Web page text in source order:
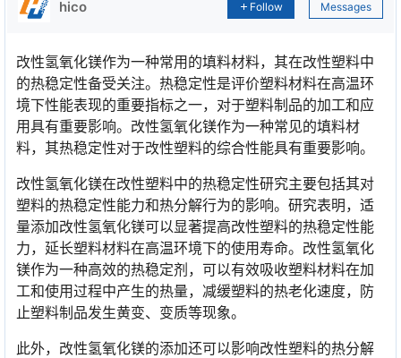
hico Follow Messages
改性氢氧化镁作为一种常用的填料材料，其在改性塑料中
的热稳定性备受关注。热稳定性是评价塑料材料在高温环
境下性能表现的重要指标之一，对于塑料制品的加工和应
用具有重要影响。改性氢氧化镁作为一种常见的填料材
料，其热稳定性对于改性塑料的综合性能具有重要影响。
改性氢氧化镁在改性塑料中的热稳定性研究主要包括其对
塑料的热稳定性能力和热分解行为的影响。研究表明，适
量添加改性氢氧化镁可以显著提高改性塑料的热稳定性能
力，延长塑料材料在高温环境下的使用寿命。改性氢氧化
镁作为一种高效的热稳定剂，可以有效吸收塑料材料在加
工和使用过程中产生的热量，减缓塑料的热老化速度，防
止塑料制品发生黄变、变质等现象。
此外，改性氢氧化镁的添加还可以影响改性塑料的热分解